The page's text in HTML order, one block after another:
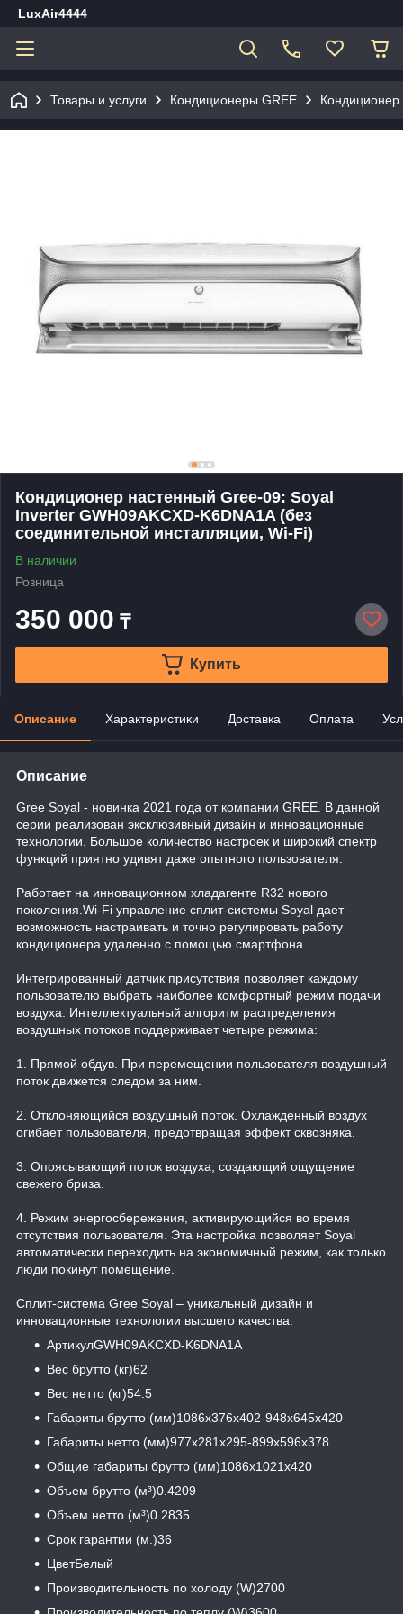
LuxAir4444
Товары и услуги Кондиционеры GREE Кондиционер
Кондиционер настенный Gree-09: Soyal
Inverter GWH09AKCXD-K6DNA1A (без
соединительной инсталляции, Wi-Fi)
В наличии
Розница
350 000 ₸
Купить
Описание Характеристики Доставка Оплата
Описание
Gree Soyal - новинка 2021 года от компании GREE. В данной
серии реализован эксклюзивный дизайн и инновационные
технологии. Большое количество настроек и широкий спектр
функций приятно удивят даже опытного пользователя.
Работает на инновационном хладагенте R32 нового
поколения.Wi-Fi управление сплит-системы Soyal дает
возможность настраивать и точно регулировать работу
кондиционера удаленно с помощью смартфона.
Интегрированный датчик присутствия позволяет каждому
пользователю выбрать наиболее комфортный режим подачи
воздуха. Интеллектуальный алгоритм распределения
воздушных потоков поддерживает четыре режима:
1. Прямой обдув. При перемещении пользователя воздушный
поток движется следом за ним.
2. Отклоняющийся воздушный поток. Охлажденный воздух
огибает пользователя, предотвращая эффект сквозняка.
3. Опоясывающий поток воздуха, создающий ощущение
свежего бриза.
4. Режим энергосбережения, активирующийся во время
отсутствия пользователя. Эта настройка позволяет Soyal
автоматически переходить на экономичный режим, как только
люди покинут помещение.
Сплит-система Gree Soyal – уникальный дизайн и
инновационные технологии высшего качества.
АртикулGWH09AKCXD-K6DNA1A
Вес брутто (кг)62
Вес нетто (кг)54.5
Габариты брутто (мм)1086x376x402-948x645x420
Габариты нетто (мм)977x281x295-899x596x378
Общие габариты брутто (мм)1086x1021x420
Объем брутто (м³)0.4209
Объем нетто (м³)0.2835
Срок гарантии (м.)36
ЦветБелый
Производительность по холоду (W)2700